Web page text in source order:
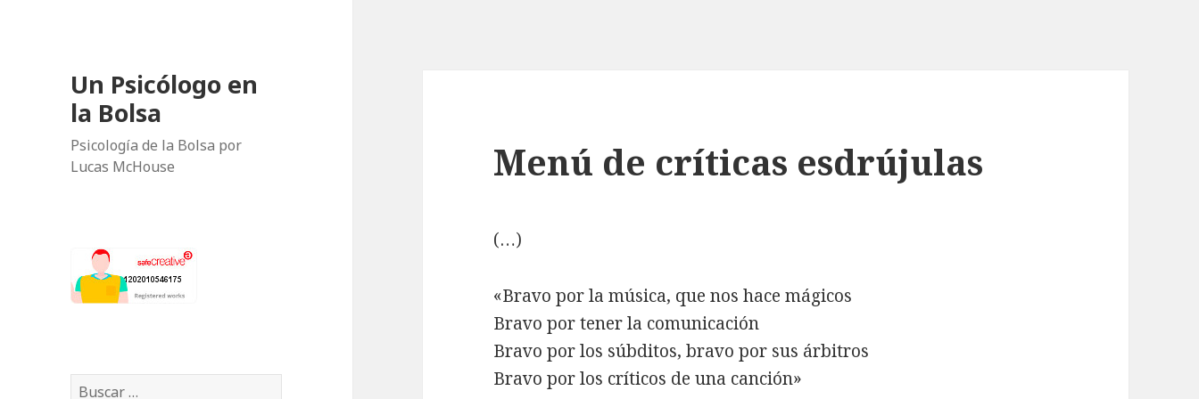
Un Psicólogo en
la Bolsa
Psicología de la Bolsa por
Lucas McHouse
B
Menú de críticas esdrújulas
(…)
«Bravo por la música, que nos hace mágicos
Bravo por tener la comunicación
Bravo por los súbditos, bravo por sus árbitros
Bravo por los críticos de una canción»